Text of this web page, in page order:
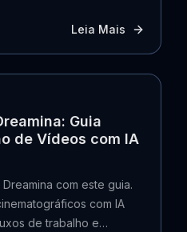
Leia Mais
Guia
de Vídeos com IA
com este guia.
com IA
de trabalho e